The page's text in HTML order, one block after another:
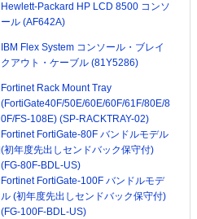
Hewlett-Packard HP LCD 8500 コンソ
ール (AF642A)
IBM Flex System コンソール・ブレイ
クアウト・ケーブル (81Y5286)
Fortinet Rack Mount Tray
(FortiGate40F/50E/60E/60F/61F/80E/8
0F/FS-108E) (SP-RACKTRAY-02)
Fortinet FortiGate-80F バンドルモデル
(初年度先出しセンドバック保守付)
(FG-80F-BDL-US)
Fortinet FortiGate-100F バンドルモデ
ル (初年度先出しセンドバック保守付)
(FG-100F-BDL-US)